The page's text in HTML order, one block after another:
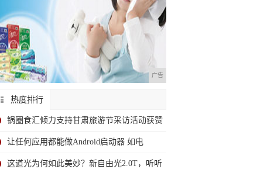
广告
热度排行
锅圈食汇倾力支持甘肃旅游节采访活动获赞
誉
让任何应用都能做Android启动器 如电
这道光为何如此美妙？新自由光2.0T，听听